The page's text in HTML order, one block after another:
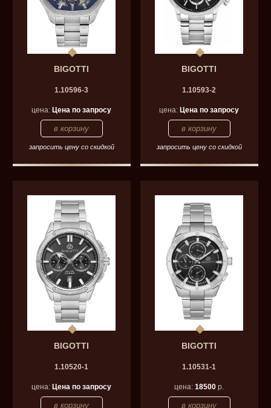
BIGOTTI
1.10596-3
цена: Цена по запросу
запросить цену со скидкой
BIGOTTI
1.10593-2
цена: Цена по запросу
запросить цену со скидкой
BIGOTTI
1.10520-1
цена: Цена по запросу
BIGOTTI
1.10531-1
цена:18500 р.